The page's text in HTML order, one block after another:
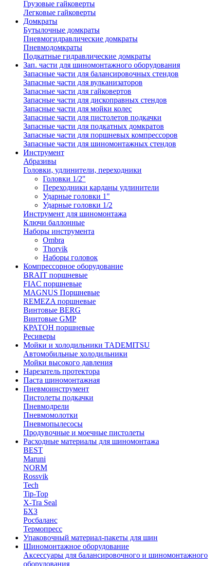
Грузовые гайковерты
Легковые гайковерты
Домкраты
Бутылочные домкраты
Пневмогидравлические домкраты
Пневмодомкраты
Подкатные гидравлические домкраты
Зап. части для шиномонтажного оборудования
Запасные части для балансировочных стендов
Запасные части для вулканизаторов
Запасные части для гайковертов
Запасные части для дископравных стендов
Запасные части для мойки колес
Запасные части для пистолетов подкачки
Запасные части для подкатных домкратов
Запасные части для поршневых компрессоров
Запасные части для шиномонтажных стендов
Инструмент
Абразивы
Головки, удлинители, переходники
Головки 1/2"
Переходники карданы удлинители
Ударные головки 1"
Ударные головки 1/2
Инструмент для шиномонтажа
Ключи баллонные
Наборы инструмента
Ombra
Thorvik
Наборы головок
Компрессорное оборудование
BRAIT поршневые
FIAC поршневые
MAGNUS Поршневые
REMEZA поршневые
Винтовые BERG
Винтовые GMP
КРАТОН поршневые
Ресиверы
Мойки и холодильники TADEMITSU
Автомобильные холодильники
Мойки высокого давления
Нарезатель протектора
Паста шиномонтажная
Пневмоинструмент
Пистолеты подкачки
Пневмодрели
Пневмомолотки
Пневмопылесосы
Продувочные и моечные пистолеты
Расходные материалы для шиномонтажа
BEST
Maruni
NORM
Rossvik
Tech
Tip-Top
X-Tra Seal
БХЗ
Росбаланс
Термопресс
Упаковочный материал-пакеты для шин
Шиномонтажное оборудование
Аксессуары для балансировочного и шиномонтажного
оборудования